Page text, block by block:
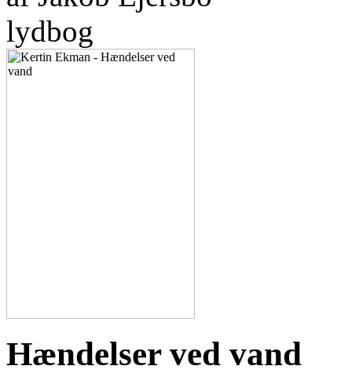
lydbog
Hændelser ved vand